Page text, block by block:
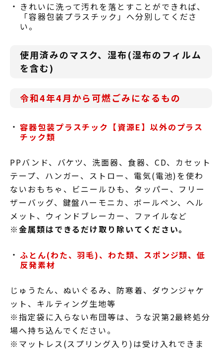
きれいに洗って汚れを落とすことができれば、
「容器包装プラスチック」へ分別してくださ
い。
使用済みのマスク、湿布(湿布のフィルム
を含む)
令和4年4月から可燃ごみになるもの
容器包装プラスチック【資源E】以外のプラス
チック類
PPバンド、バケツ、洗面器、食器、CD、カセット
テープ、ハンガー、ストロー、電気(電池)を使わ
ないおもちゃ、ビニールひも、タッパー、フリー
ザーバッグ、鍵盤ハーモニカ、ボールペン、ヘル
メット、ウィンドブレーカー、ファイルなど
※金属類はできるだけ取り除いてください。
ふとん(わた、羽毛)、わた類、スポンジ類、低
反発素材
じゅうたん、ぬいぐるみ、防寒着、ダウンジャケ
ット、キルティング生地等
※指定袋に入らない布団等は、うな沢第2最終処分
場へ持ち込んでください。
※マットレス(スプリング入り)は受け入れできま